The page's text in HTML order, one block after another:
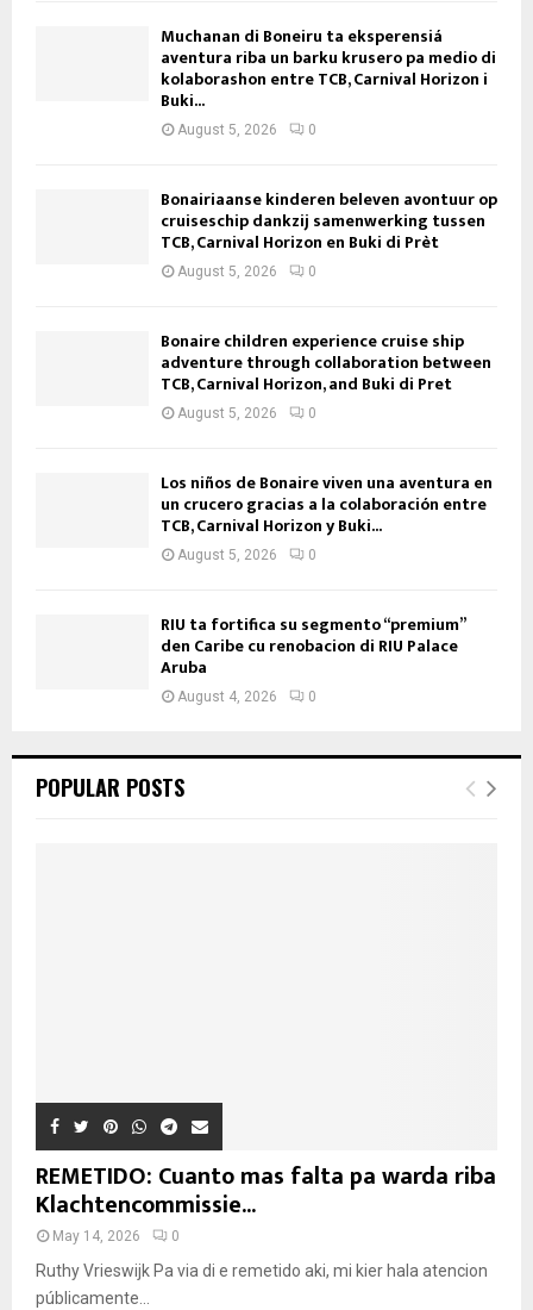
Muchanan di Boneiru ta eksperensiá
aventura riba un barku krusero pa medio di
kolaborashon entre TCB, Carnival Horizon i
Buki...
August 5, 2026 0
Bonairiaanse kinderen beleven avontuur op
cruiseschip dankzij samenwerking tussen
TCB, Carnival Horizon en Buki di Prèt
August 5, 2026 0
Bonaire children experience cruise ship
adventure through collaboration between
TCB, Carnival Horizon, and Buki di Pret
August 5, 2026 0
Los niños de Bonaire viven una aventura en
un crucero gracias a la colaboración entre
TCB, Carnival Horizon y Buki...
August 5, 2026 0
RIU ta fortifica su segmento “premium”
den Caribe cu renobacion di RIU Palace
Aruba
August 4, 2026 0
POPULAR POSTS
REMETIDO: Cuanto mas falta pa warda riba
Klachtencommissie...
May 14, 2026 0
Ruthy Vrieswijk Pa via di e remetido aki, mi kier hala atencion
públicamente...